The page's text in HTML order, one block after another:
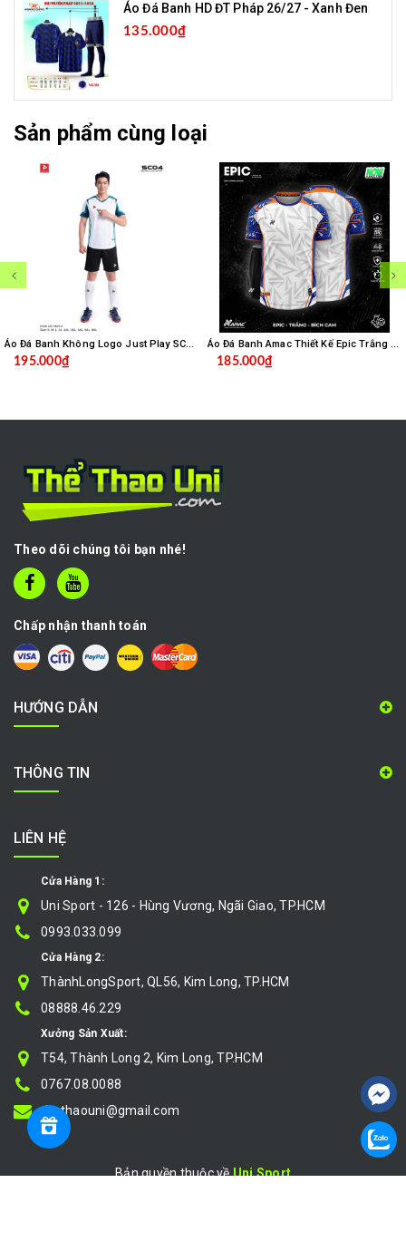
Áo Đá Banh HD ĐT Pháp 26/27 - Xanh Đen
135.000₫
Sản phẩm cùng loại
Áo Đá Banh Không Logo Just Play SC04 - Trắng
195.000₫
Áo Đá Banh Amac Thiết Kế Epic Trắng Bích
185.000₫
Theo dõi chúng tôi bạn nhé!
Chấp nhận thanh toán
HƯỚNG DẪN
THÔNG TIN
LIÊN HỆ
Cửa Hàng 1:
Uni Sport - 126 - Hùng Vương, Ngãi Giao, TP.HCM
0993.033.099
Cửa Hàng 2:
ThànhLongSport, QL56, Kim Long, TP.HCM
08888.46.229
Xưởng Sản Xuất:
T54, Thành Long 2, Kim Long, TP.HCM
0767.08.0088
thethaouni@gmail.com
Bản quyền thuộc vềUni Sport